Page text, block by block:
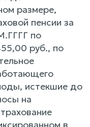
размере,
пенсии за
по
руб., по
истекшие до
на
в